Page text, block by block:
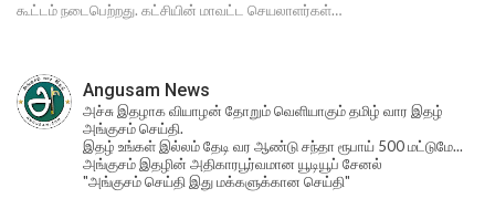
கூட்டம் நடைபெற்றது. கட்சியின் மாவட்ட செயலாளர்கள்…
Angusam News
அச்சு இதழாக வியாழன் தோறும் வெளியாகும் தமிழ் வார இதழ்
அங்குசம் செய்தி.
இதழ் உங்கள் இல்லம் தேடி வர ஆண்டு சந்தா ரூபாய் 500 மட்டுமே...
அங்குசம் இதழின் அதிகாரபூர்வமான யூடியூப் சேனல்
"அங்குசம் செய்தி இது மக்களுக்கான செய்தி"